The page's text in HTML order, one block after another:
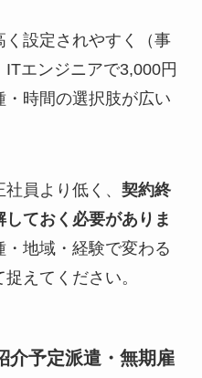
設定されやすく（事
エンジニアで3,000円
時間の選択肢が広い
員より低く、 契約終
ておく必要がありま
地域・経験で変わる
えてください。
介予定派遣・無期雇